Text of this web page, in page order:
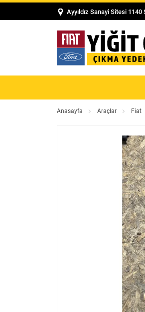
Ayyıldız Sanayi Sitesi
Anasayfa Araçlar Fiat